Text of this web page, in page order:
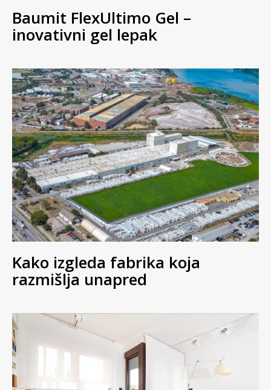
Baumit FlexUltimo Gel –
inovativni gel lepak
Kako izgleda fabrika koja
razmišlja unapred